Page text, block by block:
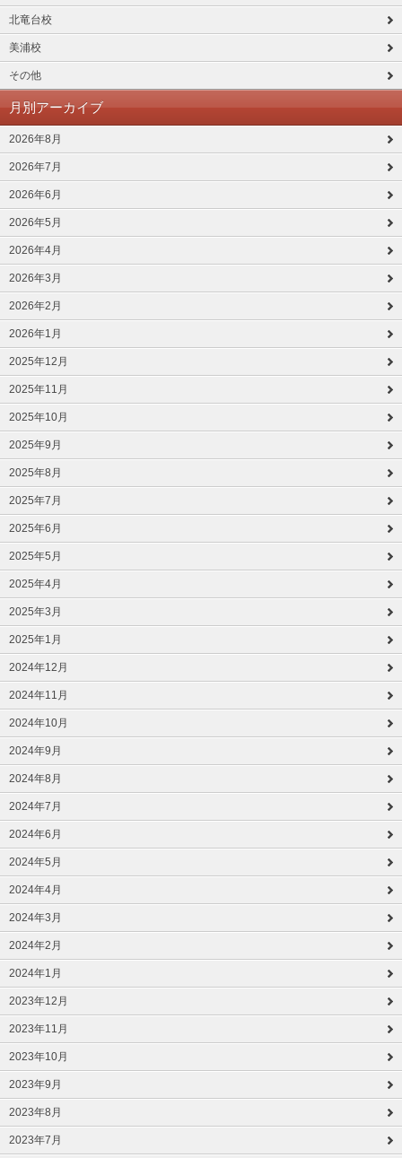
北竜台校
美浦校
その他
月別アーカイブ
2026年8月
2026年7月
2026年6月
2026年5月
2026年4月
2026年3月
2026年2月
2026年1月
2025年12月
2025年11月
2025年10月
2025年9月
2025年8月
2025年7月
2025年6月
2025年5月
2025年4月
2025年3月
2025年1月
2024年12月
2024年11月
2024年10月
2024年9月
2024年8月
2024年7月
2024年6月
2024年5月
2024年4月
2024年3月
2024年2月
2024年1月
2023年12月
2023年11月
2023年10月
2023年9月
2023年8月
2023年7月